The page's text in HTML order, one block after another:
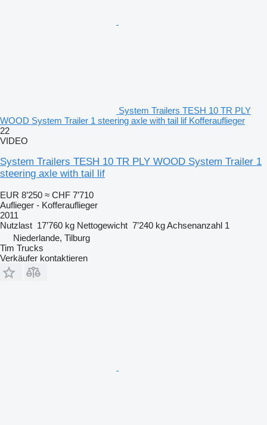
System Trailers TESH 10 TR PLY
WOOD System Trailer 1 steering axle with tail lif Kofferauflieger
22
VIDEO
System Trailers TESH 10 TR PLY WOOD System Trailer 1
steering axle with tail lif
EUR 8’250 ≈ CHF 7’710
Auflieger - Kofferauflieger
2011
Nutzlast 17’760 kg Nettogewicht 7’240 kgAchsenanzahl 1
Niederlande, Tilburg
Tim Trucks
Verkäufer kontaktieren